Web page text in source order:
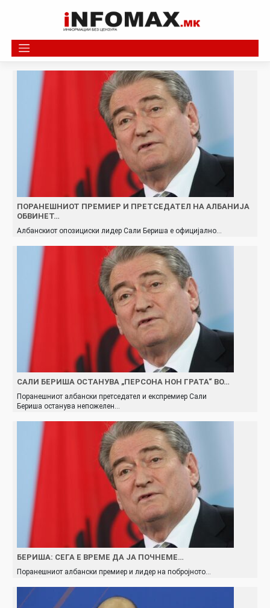
ПОРАНЕШНИОТ ПРЕМИЕР И ПРЕТСЕДАТЕЛ НА АЛБАНИЈА
ОБВИНЕТ…
Албанскиот опозициски лидер Сали Бериша е официјално…
САЛИ БЕРИША ОСТАНУВА „ПЕРСОНА НОН ГРАТА“ ВО…
Поранешниот албански претседател и експремиер Сали
Бериша останува непожелен…
БЕРИША: СЕГА Е ВРЕМЕ ДА ЈА ПОЧНЕМЕ…
Поранешниот албански премиер и лидер на побројното…